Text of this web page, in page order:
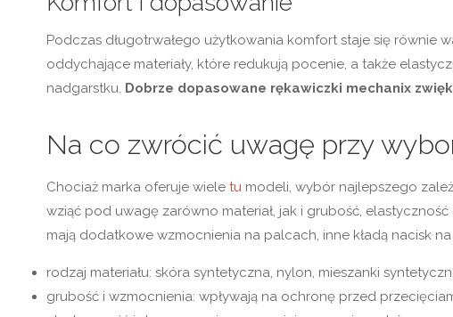
Podczas długotrwałego użytkowania komfort staje się równie
oddychające materiały, które redukują pocenie, a także
nadgarstku. Dobrze dopasowane rękawiczki mechanix
Na co zwrócić uwagę przy
Chociaż marka oferuje wiele tu modeli, wybór najlepszego
wziąć pod uwagę zarówno materiał, jak i grubość,
mają dodatkowe wzmocnienia na palcach, inne kładą nacisk
rodzaj materiału: skóra syntetyczna, nylon, mieszanki
grubość i wzmocnienia: wpływają na ochronę przed